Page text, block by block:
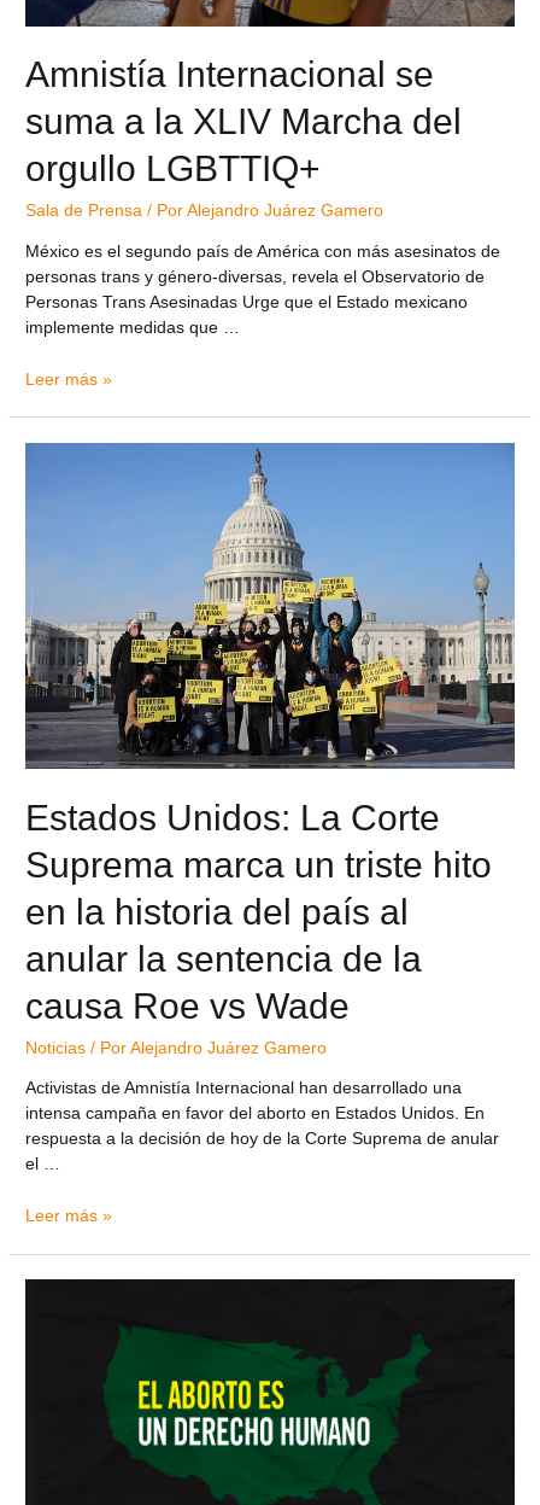
Amnistía Internacional se
suma a la XLIV Marcha del
orgullo LGBTTIQ+
Sala de Prensa / PorAlejandro Juárez Gamero
México es el segundo país de América con más asesinatos de
personas trans y género-diversas, revela el Observatorio de
Personas Trans Asesinadas Urge que el Estado mexicano
implemente medidas que …
Leer más »
Estados Unidos: La Corte
Suprema marca un triste hito
en la historia del país al
anular la sentencia de la
causa Roe vs Wade
Noticias / PorAlejandro Juárez Gamero
Activistas de Amnistía Internacional han desarrollado una
intensa campaña en favor del aborto en Estados Unidos. En
respuesta a la decisión de hoy de la Corte Suprema de anular
el …
Leer más »